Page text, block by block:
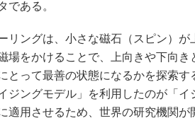
である。
リングは、小さな磁石（スピン）が
場をかけることで、上向きや下向
とって最善の状態になるかを探索
ジングモデル」を利用したのが「
適用させるため、世界の研究機関が